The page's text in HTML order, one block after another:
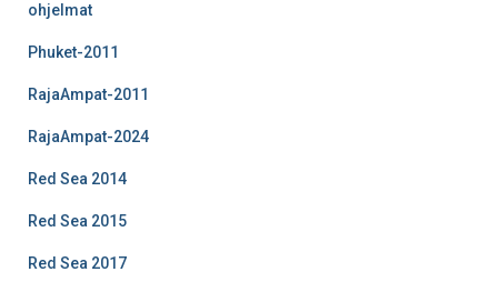
ohjelmat
Phuket-2011
RajaAmpat-2011
RajaAmpat-2024
Red Sea 2014
Red Sea 2015
Red Sea 2017